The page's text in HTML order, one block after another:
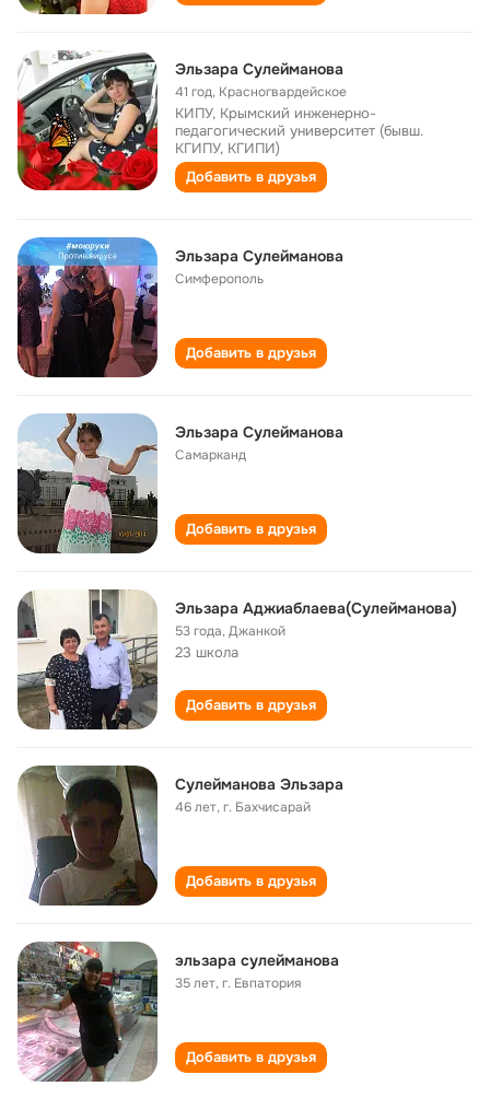
Эльзара Сулейманова
41 год, Красногвардейское
КИПУ, Крымский инженерно-
педагогический университет (бывш.
КГИПУ, КГИПИ)
Добавить в друзья
Эльзара Сулейманова
Симферополь
Добавить в друзья
Эльзара Сулейманова
Самарканд
Добавить в друзья
Эльзара Аджиаблаева(Сулейманова)
53 года,Джанкой
23 школа
Добавить в друзья
Сулейманова Эльзара
46 лет,г. Бахчисарай
Добавить в друзья
эльзара сулейманова
35 лет,г. Евпатория
Добавить в друзья